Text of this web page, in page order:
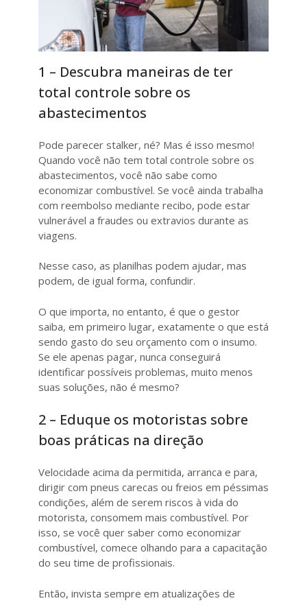
1 – Descubra maneiras de ter
total controle sobre os
abastecimentos
Pode parecer stalker, né? Mas é isso mesmo!
Quando você não tem total controle sobre os
abastecimentos, você não sabe como
economizar combustível. Se você ainda trabalha
com reembolso mediante recibo, pode estar
vulnerável a fraudes ou extravios durante as
viagens.
Nesse caso, as planilhas podem ajudar, mas
podem, de igual forma, confundir.
O que importa, no entanto, é que o gestor
saiba, em primeiro lugar, exatamente o que está
sendo gasto do seu orçamento com o insumo.
Se ele apenas pagar, nunca conseguirá
identificar possíveis problemas, muito menos
suas soluções, não é mesmo?
2 – Eduque os motoristas sobre
boas práticas na direção
Velocidade acima da permitida, arranca e para,
dirigir com pneus carecas ou freios em péssimas
condições, além de serem riscos à vida do
motorista, consomem mais combustível. Por
isso, se você quer saber como economizar
combustível, comece olhando para a capacitação
do seu time de profissionais.
Então, invista sempre em atualizações de